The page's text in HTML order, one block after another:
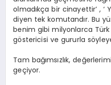
olmadıkça bir cinayettir’ , ‘
diyen tek komutandır. Bu
benim gibi milyonlarca Türk
göstericisi ve gururla
Tam bağımsızlık,
geçiyor.